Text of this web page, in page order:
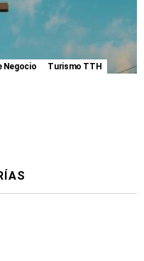
Negocio Turismo TTH